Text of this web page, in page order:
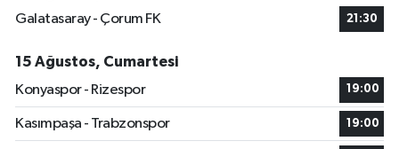
Galatasaray - Çorum FK
21:30
15 Ağustos, Cumartesi
Konyaspor - Rizespor
19:00
Kasımpaşa - Trabzonspor 19:00